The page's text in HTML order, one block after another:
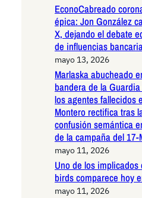
EconoCabreado
épica: Jon González
X, dejando el debate
de influencias
mayo 13, 2026
Marlaska abucheado
bandera de la
los agentes fallecidos
Montero rectifica tras
confusión semántica
de la campaña del 17-
mayo 11, 2026
Uno de los implicados
birds comparece hoy
mayo 11, 2026